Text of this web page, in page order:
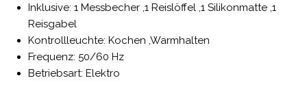
Inklusive: 1 Messbecher ,1 Reislöffel ,1 Silikonmatte ,1
Reisgabel
Kontrollleuchte: Kochen ,Warmhalten
Frequenz: 50/60 Hz
Betriebsart: Elektro